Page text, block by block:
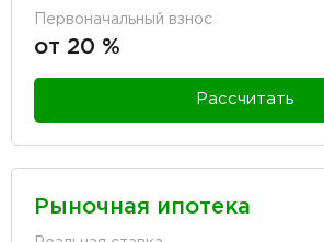
Первоначальный взнос
от 20 %
Рассчитать
Рыночная ипотека